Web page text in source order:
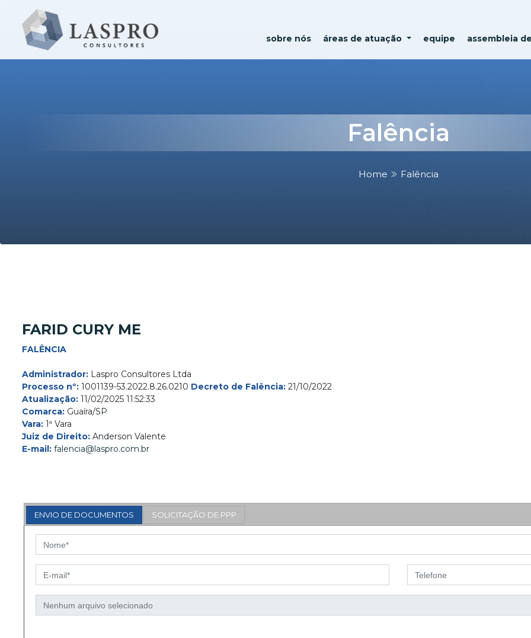
sobre nós áreas de atuação equipe assembleia
Falência
Home Falência
FARID CURY ME
FALÊNCIA
Administrador: Laspro Consultores Ltda
Processo nº: 1001139-53.2022.8.26.0210 Decreto de Falência: 21/10/2022
Atualização: 11/02/2025 11:52:33
Comarca: Guaíra/SP
Vara: 1ª Vara
Juiz de Direito: Anderson Valente
E-mail: falencia@laspro.com.br
ENVIO DE DOCUMENTOS SOLICITAÇÃO DE PPP